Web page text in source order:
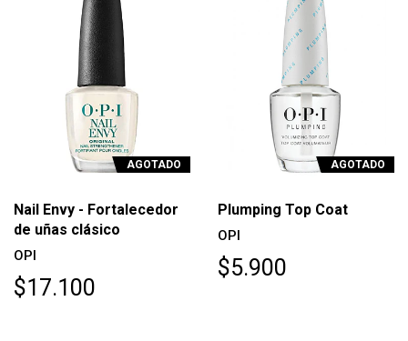
AGOTADO
Nail Envy - Fortalecedor
de uñas clásico
OPI
$17.100
AGOTADO
Plumping Top Coat
OPI
$5.900